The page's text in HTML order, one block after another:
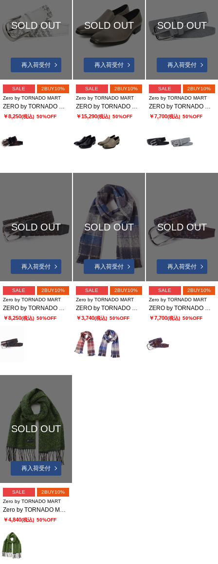
SOLD OUT
再入荷受付
SALE
2BUY10%
Zero by TORNADO MART
ZERO by TORNADO MART∴ドモドッソラ レザーストレッチメッシュベルト
￥8,250(税込) 50%OFF
SOLD OUT
再入荷受付
SALE
2BUY10%
Zero by TORNADO MART
ZERO by TORNADO MART∴サイドゴアローカットシューズ
￥15,290(税込) 50%OFF
SOLD OUT
再入荷受付
SALE
2BUY10%
Zero by TORNADO MART
ZERO by TORNADO MART∴リザードプリントイタリアンベルト
￥7,700(税込) 50%OFF
SOLD OUT
再入荷受付
SALE
2BUY10%
Zero by TORNADO MART
ZERO by TORNADO MART∴レザーストレッチメッシュベルト
￥8,250(税込) 50%OFF
SOLD OUT
再入荷受付
SALE
2BUY10%
Zero by TORNADO MART
ZERO by TORNADO MART∴ヘアリーチェックストール
￥3,740(税込) 50%OFF
SOLD OUT
再入荷受付
SALE
2BUY10%
Zero by TORNADO MART
ZERO by TORNADO MART∴レザーウールストレッチメッシュベルト
￥7,700(税込) 50%OFF
SOLD OUT
再入荷受付
SALE
2BUY10%
Zero by TORNADO MART
Zero by TORNADO MART∴ミルドブークレ フリンジマフラー
￥4,840(税込) 50%OFF